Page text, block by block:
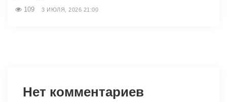
109 3 ИЮЛЯ, 2026 21:00
Нет комментариев